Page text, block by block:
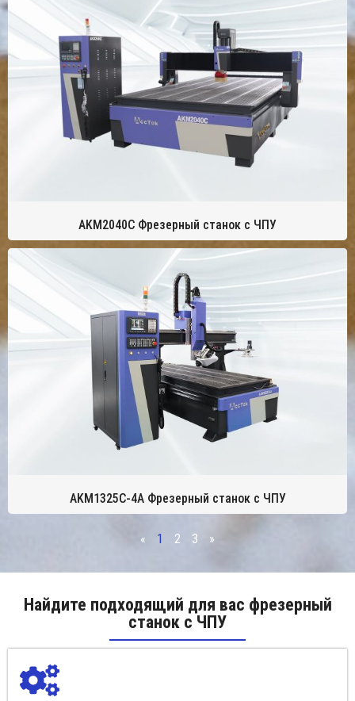
AKM2040C Фрезерный станок с ЧПУ
AKM1325C-4A Фрезерный станок с ЧПУ
« 1 2 3 »
Найдите подходящий для вас фрезерный
станок с ЧПУ